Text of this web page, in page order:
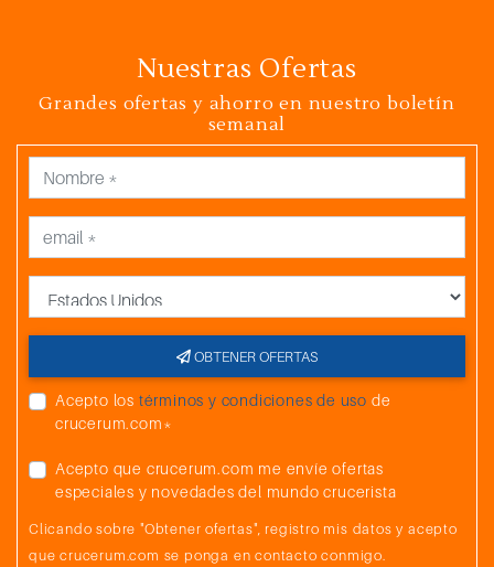
Nuestras Ofertas
Grandes ofertas y ahorro en nuestro boletín
semanal
OBTENER OFERTAS
Acepto los términos y condiciones de uso de
crucerum.com*
Acepto que crucerum.com me envíe ofertas
especiales y novedades del mundo crucerista
Clicando sobre "Obtener ofertas", registro mis datos y acepto
que crucerum.com se ponga en contacto conmigo.